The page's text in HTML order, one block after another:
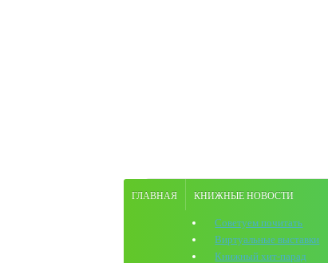
ГЛАВНАЯ КНИЖНЫЕ НОВОСТИ
Советуем почитать
Виртуальные выставки
Книжный хит-парад